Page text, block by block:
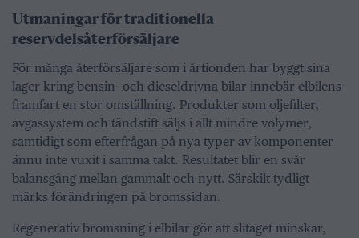
Utmaningar för traditionella
reservdelsåterförsäljare
För många återförsäljare som i årtionden har byggt sina
lager kring bensin- och dieseldrivna bilar innebär elbilens
framfart en stor omställning. Produkter som oljefilter,
avgassystem och tändstift säljs i allt mindre volymer,
samtidigt som efterfrågan på nya typer av komponenter
ännu inte vuxit i samma takt. Resultatet blir en svår
balansgång mellan gammalt och nytt. Särskilt tydligt
märks förändringen på bromssidan.
Regenerativ bromsning i elbilar gör att slitaget minskar,